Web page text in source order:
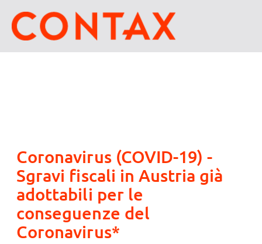
Coronavirus (COVID-19) -
Sgravi fiscali in Austria già
adottabili per le
conseguenze del
Coronavirus*